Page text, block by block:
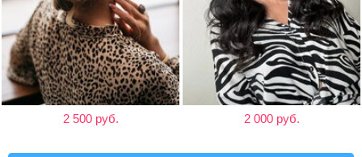
2 500 руб. 2 000 руб.